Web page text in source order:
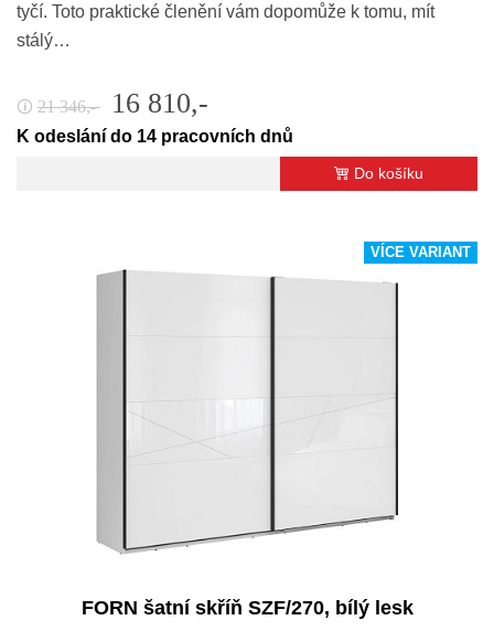
tyčí. Toto praktické členění vám dopomůže k tomu, mít
stálý…
🛈 21 346,- 16 810,-
K odeslání do 14 pracovních dnů
Do košíku
VÍCE VARIANT
FORN šatní skříň SZF/270, bílý lesk